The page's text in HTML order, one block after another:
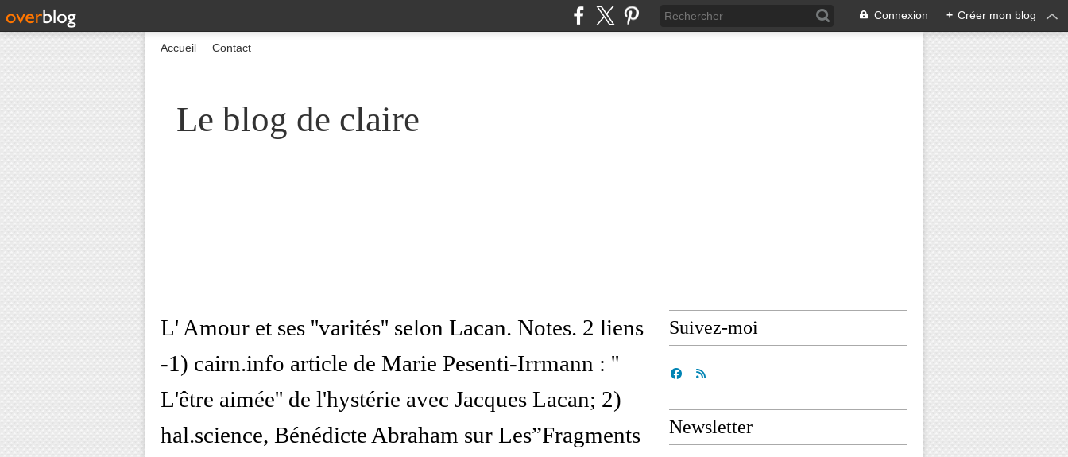
Connexion + Créer mon blog
Le blog de claire
Accueil Contact
L' Amour et ses ''varités'' selon Lacan. Notes. 2 liens
-1) cairn.info article de Marie Pesenti-Irrmann : ''
L'être aimée'' de l'hystérie avec Jacques Lacan; 2)
hal.science, Bénédicte Abraham sur Les”Fragments
Suivez-moi
Newsletter